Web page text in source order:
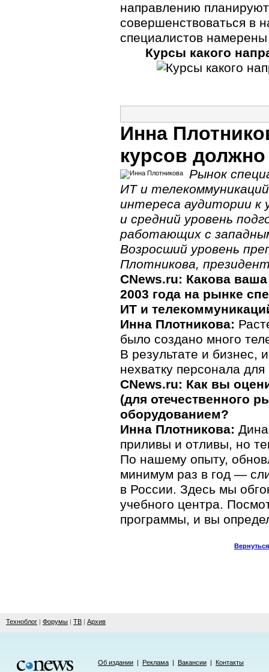
направлению
совершенствоваться в
специалистов
Курсы какого
Инна
курсов
Рынок
ИТ и
интереса аудитории к
и средний уровень
работающих с
Возросший уровень
Плотникова,
CNews.ru: Какова
2003 года на рынке
ИТ и
Инна Плотникова:
было создано много
В результате и бизнес,
нехватку персонала
CNews.ru: Как вы
(для отечественного
оборудованием?
Инна Плотникова:
приливы и отливы, но
По нашему опыту,
минимум раз в год —
в России. Здесь мы
учебного центра.
программы, и вы
Техноблог | Форумы | ТВ | Архив
Об издании | Реклама | Вакансии | Контакты